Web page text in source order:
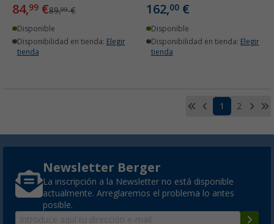
84,99 €89,99€
Disponible
Disponibilidad en tienda: Elegir
tienda
162,00 €
Disponible
Disponibilidad en tienda: Elegir
tienda
1 2
Newsletter Berger
La inscripción a la Newsletter no está disponible
actualmente. Arreglaremos el problema lo antes
posible.